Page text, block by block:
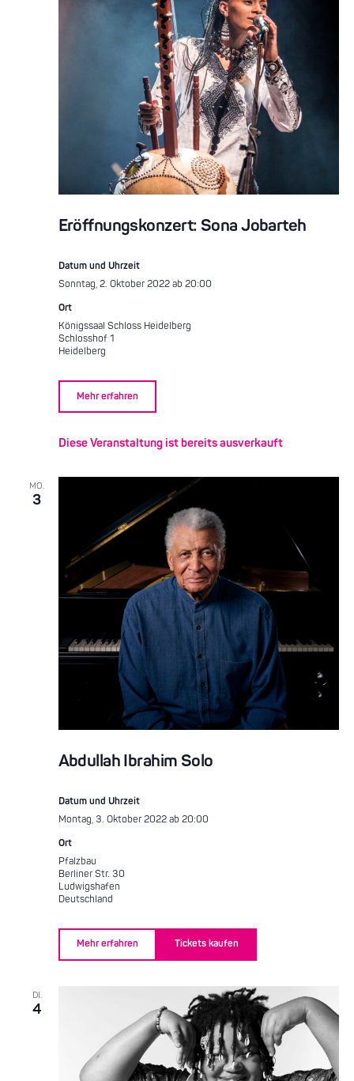
Eröffnungskonzert: Sona Jobarteh
Datum und Uhrzeit
Sonntag, 2. Oktober 2022 ab 20:00
Ort
Königssaal Schloss Heidelberg
Schlosshof 1
Heidelberg
Mehr erfahren
Diese Veranstaltung ist bereits ausverkauft
MO.
3
Abdullah Ibrahim Solo
Datum und Uhrzeit
Montag, 3. Oktober 2022 ab 20:00
Ort
Pfalzbau
Berliner Str. 30
Ludwigshafen
Deutschland
Mehr erfahren Tickets kaufen
DI.
4